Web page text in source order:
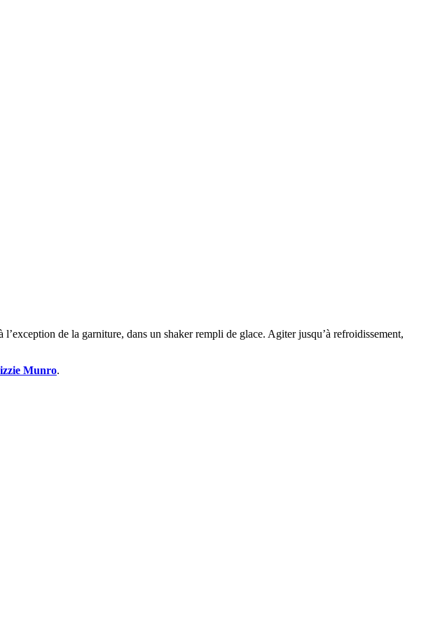
de la garniture, dans un shaker rempli de glace. Agiter jusqu’à refroidissement,
Munro.